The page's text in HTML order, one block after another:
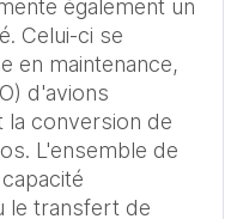
également un
Celui-ci se
en maintenance,
d'avions
la conversion de
L'ensemble de
le transfert de